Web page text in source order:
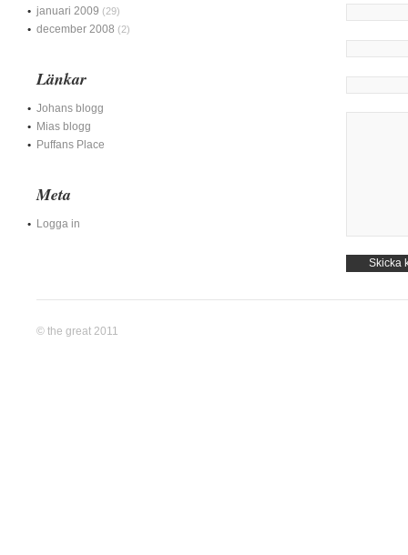
januari 2009 (29)
december 2008 (2)
Länkar
Johans blogg
Mias blogg
Puffans Place
Meta
Logga in
© the great 2011